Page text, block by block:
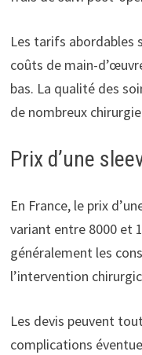
Les tarifs abordables
coûts de main-
bas. La qualité des
de nombreux
Prix d’une
En France, le prix
variant entre 8000 et
généralement les
l’intervention
Les devis peuvent
complications